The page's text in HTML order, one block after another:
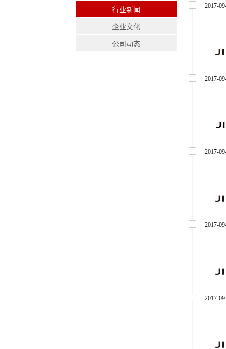
行业新闻
企业文化
公司动态
2017-09
2017-09
2017-09
2017-09
2017-09